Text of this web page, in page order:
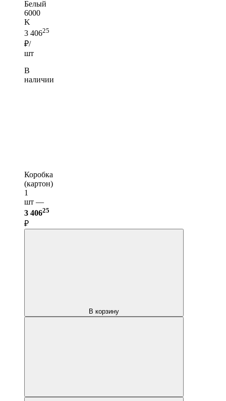
Белый
6000
K
3 40625
₽/
шт
В
наличии
Коробка
(картон)
1
шт —
3 40625
₽
В корзину